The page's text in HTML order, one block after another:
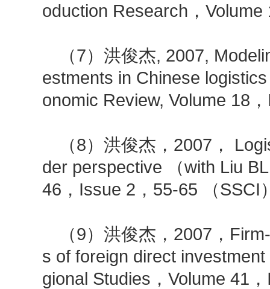
oduction Research，
（7）洪俊杰, 2007,
estments in Chinese
onomic Review, Volume 18
（8）洪俊杰，2007，
der perspective （with Liu
46，Issue 2，55-65 （
（9）洪俊杰，2007，
s of foreign direct
gional Studies，Volume 41